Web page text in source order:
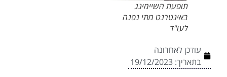
תופעת השיימינג
באינטרנט מתי נפנה
לעו"ד
עודכן לאחרונה
בתאריך: 19/12/2023